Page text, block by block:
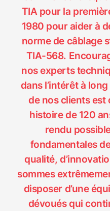
TIA pour la
1980 pour aider à
norme de câblage
TIA-568.
nos experts
dans l’intérêt à
de nos clients
histoire de 120
rendu
fondamentales
qualité,
sommes
disposer d’une
dévoués qui